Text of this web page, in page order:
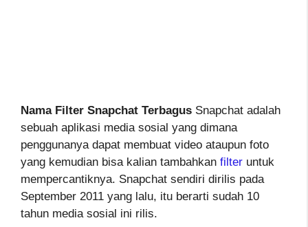
Nama Filter Snapchat Terbagus Snapchat adalah
sebuah aplikasi media sosial yang dimana
penggunanya dapat membuat video ataupun foto
yang kemudian bisa kalian tambahkan filter untuk
mempercantiknya. Snapchat sendiri dirilis pada
September 2011 yang lalu, itu berarti sudah 10
tahun media sosial ini rilis.